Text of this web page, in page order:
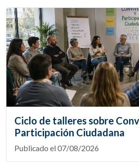
Ciclo de talleres sobre
Participación Ciudadana
Publicado el 07/08/2026